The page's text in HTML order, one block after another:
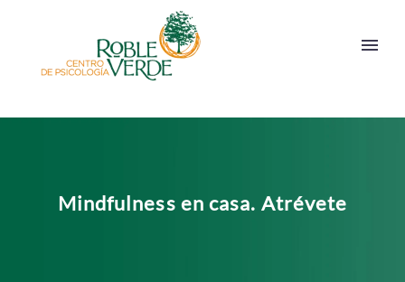
Mindfulness en casa. Atrévete